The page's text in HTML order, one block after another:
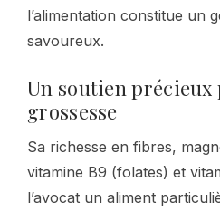
l’alimentation constitue un
savoureux.
Un soutien précieux
grossesse
Sa richesse en fibres,
vitamine B9 (folates) et
l’avocat un aliment